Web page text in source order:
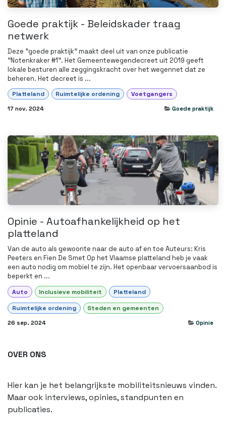
Goede praktijk - Beleidskader traag
netwerk
Deze "goede praktijk" maakt deel uit van onze publicatie
"Notenkraker #1". Het Gemeentewegendecreet uit 2019 geeft
lokale besturen alle zeggingskracht over het wegennet dat ze
beheren. Het decreet is ...
Platteland Ruimtelijke ordening Voetgangers
17 nov. 2024 Goede praktijk
Opinie - Autoafhankelijkheid op het
platteland
Van de auto als gewoonte naar de auto af en toe Auteurs: Kris
Peeters en Fien De Smet Op het Vlaamse platteland heb je vaak
een auto nodig om mobiel te zijn. Het openbaar vervoersaanbod is
beperkt en ...
Auto Inclusieve mobiliteit Platteland
Ruimtelijke ordening Steden en gemeenten
26 sep. 2024 Opinie
OVER ONS
Hier kan je het belangrijkste mobiliteitsnieuws vinden.
Maar ook interviews, opinies, standpunten en
publicaties.